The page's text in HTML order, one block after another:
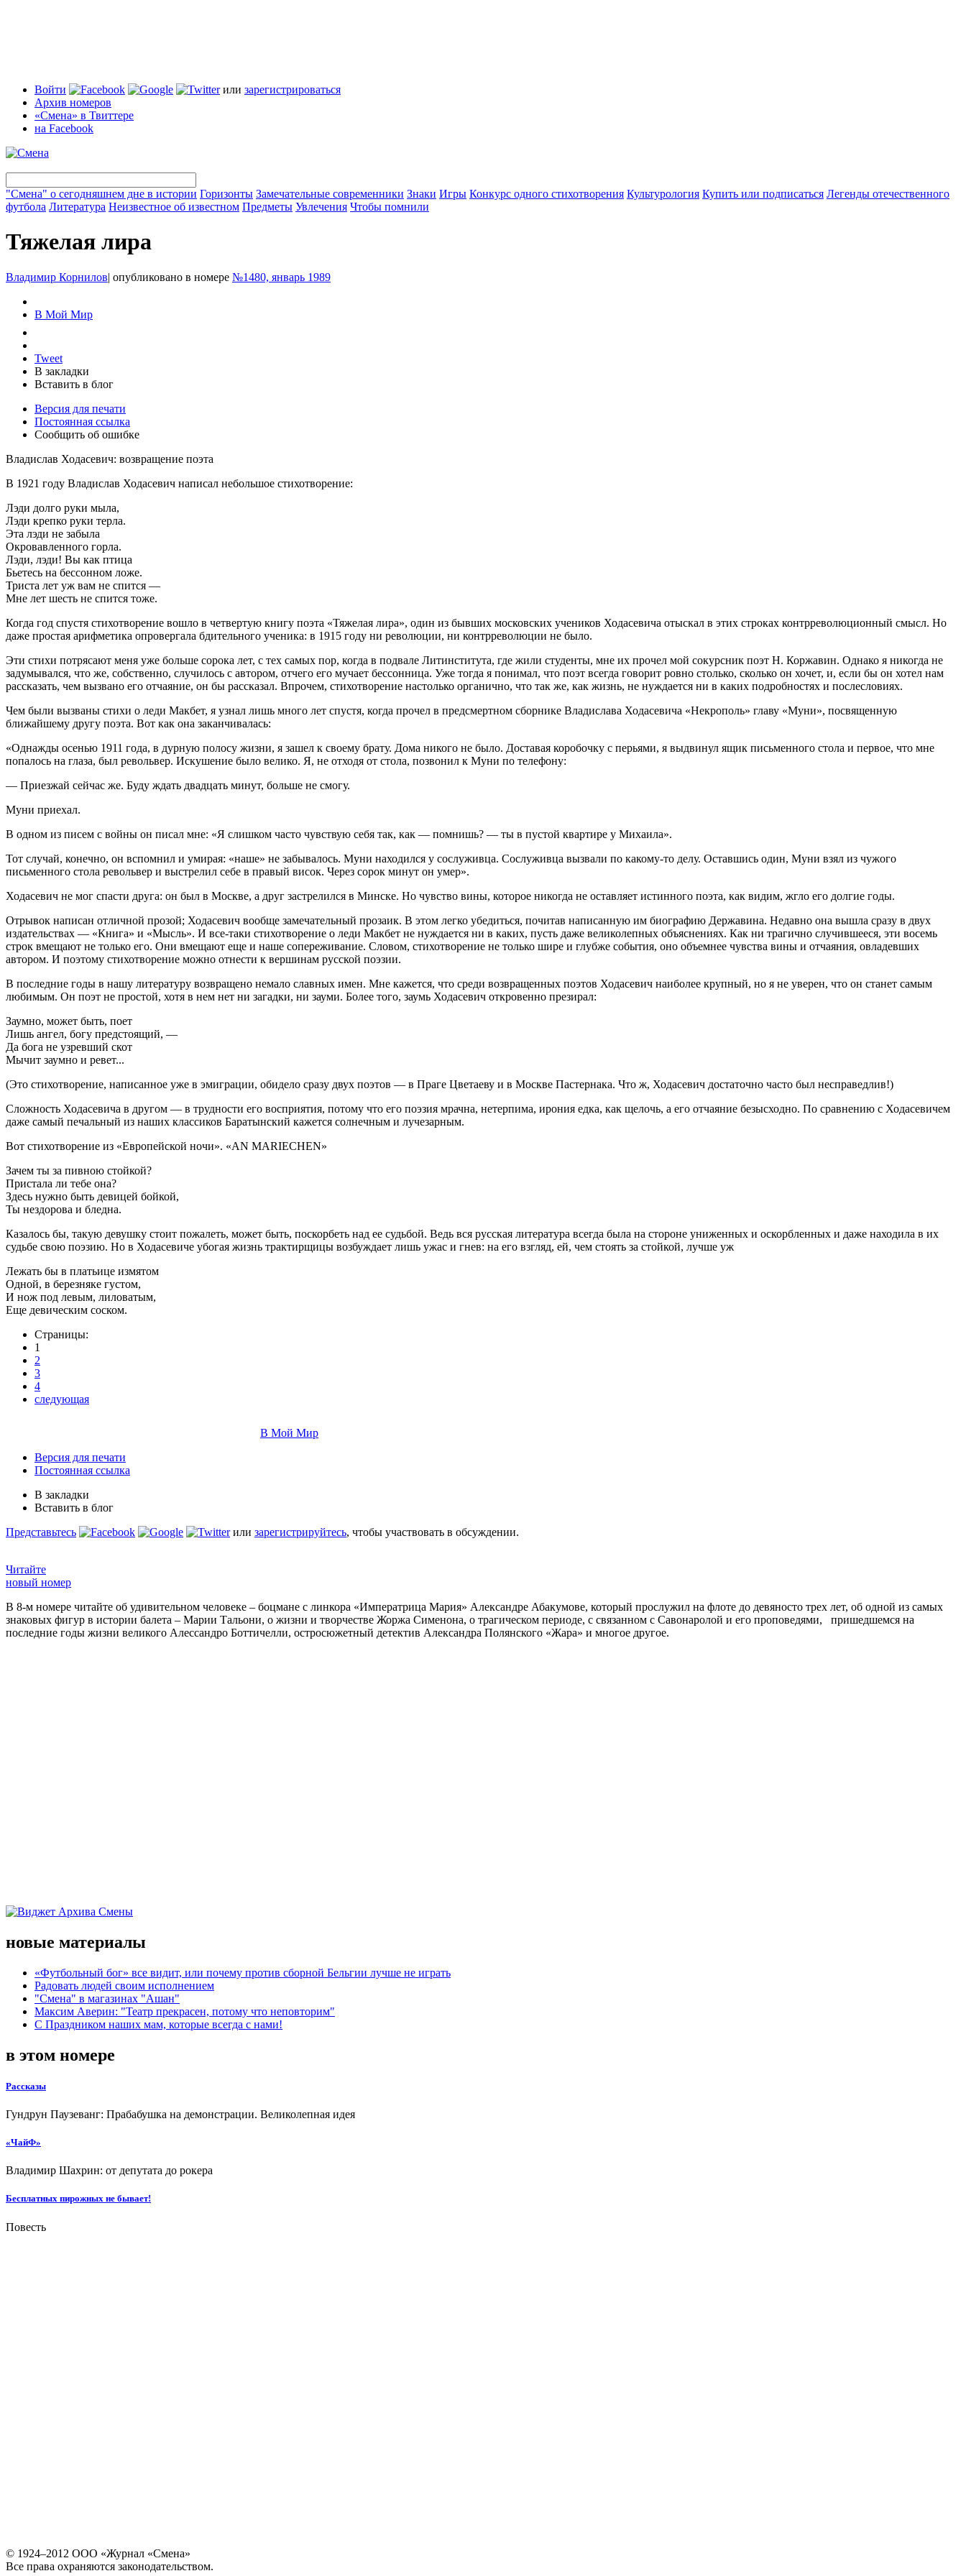
Войти или зарегистрироваться
Архив номеров
«Смена» в Твиттере
на Facebook
"Смена" о сегодняшнем дне в истории Горизонты Замечательные современники Знаки Игры Конкурс одного стихотворения Культурология Купить или подписаться Легенды отечественного
футбола Литература Неизвестное об известном Предметы Увлечения Чтобы помнили
Тяжелая лира
Владимир Корнилов| опубликовано в номере №1480, январь 1989
В Мой Мир
Tweet
В закладки
Вставить в блог
Версия для печати
Постоянная ссылка
Сообщить об ошибке
Владислав Ходасевич: возвращение поэта
В 1921 году Владислав Ходасевич написал небольшое стихотворение:
Лэди долго руки мыла,
Лэди крепко руки терла.
Эта лэди не забыла
Окровавленного горла.
Лэди, лэди! Вы как птица
Бьетесь на бессонном ложе.
Триста лет уж вам не спится —
Мне лет шесть не спится тоже.
Когда год спустя стихотворение вошло в четвертую книгу поэта «Тяжелая лира», один из бывших московских учеников Ходасевича отыскал в этих строках контрреволюционный смысл. Но
даже простая арифметика опровергала бдительного ученика: в 1915 году ни революции, ни контрреволюции не было.
Эти стихи потрясают меня уже больше сорока лет, с тех самых пор, когда в подвале Литинститута, где жили студенты, мне их прочел мой сокурсник поэт Н. Коржавин. Однако я никогда не
задумывался, что же, собственно, случилось с автором, отчего его мучает бессонница. Уже тогда я понимал, что поэт всегда говорит ровно столько, сколько он хочет, и, если бы он хотел нам
рассказать, чем вызвано его отчаяние, он бы рассказал. Впрочем, стихотворение настолько органично, что так же, как жизнь, не нуждается ни в каких подробностях и послесловиях.
Чем были вызваны стихи о леди Макбет, я узнал лишь много лет спустя, когда прочел в предсмертном сборнике Владислава Ходасевича «Некрополь» главу «Муни», посвященную
ближайшему другу поэта. Вот как она заканчивалась:
«Однажды осенью 1911 года, в дурную полосу жизни, я зашел к своему брату. Дома никого не было. Доставая коробочку с перьями, я выдвинул ящик письменного стола и первое, что мне
попалось на глаза, был револьвер. Искушение было велико. Я, не отходя от стола, позвонил к Муни по телефону:
— Приезжай сейчас же. Буду ждать двадцать минут, больше не смогу.
Муни приехал.
В одном из писем с войны он писал мне: «Я слишком часто чувствую себя так, как — помнишь? — ты в пустой квартире у Михаила».
Тот случай, конечно, он вспомнил и умирая: «наше» не забывалось. Муни находился у сослуживца. Сослуживца вызвали по какому-то делу. Оставшись один, Муни взял из чужого
письменного стола револьвер и выстрелил себе в правый висок. Через сорок минут он умер».
Ходасевич не мог спасти друга: он был в Москве, а друг застрелился в Минске. Но чувство вины, которое никогда не оставляет истинного поэта, как видим, жгло его долгие годы.
Отрывок написан отличной прозой; Ходасевич вообще замечательный прозаик. В этом легко убедиться, почитав написанную им биографию Державина. Недавно она вышла сразу в двух
издательствах — «Книга» и «Мысль». И все-таки стихотворение о леди Макбет не нуждается ни в каких, пусть даже великолепных объяснениях. Как ни трагично случившееся, эти восемь
строк вмещают не только его. Они вмещают еще и наше сопереживание. Словом, стихотворение не только шире и глубже события, оно объемнее чувства вины и отчаяния, овладевших
автором. И поэтому стихотворение можно отнести к вершинам русской поэзии.
В последние годы в нашу литературу возвращено немало славных имен. Мне кажется, что среди возвращенных поэтов Ходасевич наиболее крупный, но я не уверен, что он станет самым
любимым. Он поэт не простой, хотя в нем нет ни загадки, ни зауми. Более того, заумь Ходасевич откровенно презирал:
Заумно, может быть, поет
Лишь ангел, богу предстоящий, —
Да бога не узревший скот
Мычит заумно и ревет...
(Это стихотворение, написанное уже в эмиграции, обидело сразу двух поэтов — в Праге Цветаеву и в Москве Пастернака. Что ж, Ходасевич достаточно часто был несправедлив!)
Сложность Ходасевича в другом — в трудности его восприятия, потому что его поэзия мрачна, нетерпима, ирония едка, как щелочь, а его отчаяние безысходно. По сравнению с Ходасевичем
даже самый печальный из наших классиков Баратынский кажется солнечным и лучезарным.
Вот стихотворение из «Европейской ночи». «AN MARIECHEN»
Зачем ты за пивною стойкой?
Пристала ли тебе она?
Здесь нужно быть девицей бойкой,
Ты нездорова и бледна.
Казалось бы, такую девушку стоит пожалеть, может быть, поскорбеть над ее судьбой. Ведь вся русская литература всегда была на стороне униженных и оскорбленных и даже находила в их
судьбе свою поэзию. Но в Ходасевиче убогая жизнь трактирщицы возбуждает лишь ужас и гнев: на его взгляд, ей, чем стоять за стойкой, лучше уж
Лежать бы в платьице измятом
Одной, в березняке густом,
И нож под левым, лиловатым,
Еще девическим соском.
Страницы:
1
2
3
4
следующая
В Мой Мир
Версия для печати
Постоянная ссылка
В закладки
Вставить в блог
Представьтесь
или зарегистрируйтесь, чтобы участвовать в обсуждении.
Читайте
новый номер
В 8-м номере читайте об удивительном человеке – боцмане с линкора «Императрица Мария» Александре Абакумове, который прослужил на флоте до девяносто трех лет, об одной из самых
знаковых фигур в истории балета – Марии Тальони, о жизни и творчестве Жоржа Сименона, о трагическом периоде, с связанном с Савонаролой и его проповедями, пришедшемся на
последние годы жизни великого Алессандро Боттичелли, остросюжетный детектив Александра Полянского «Жара» и многое другое.
новые материалы
«Футбольный бог» все видит, или почему против сборной Бельгии лучше не играть
Радовать людей своим исполнением
"Смена" в магазинах "Ашан"
Максим Аверин: "Театр прекрасен, потому что неповторим"
С Праздником наших мам, которые всегда с нами!
в этом номере
Рассказы
Гундрун Паузеванг: Прабабушка на демонстрации. Великолепная идея
«ЧайФ»
Владимир Шахрин: от депутата до рокера
Бесплатных пирожных не бывает!
Повесть
© 1924–2012 ООО «Журнал «Смена»
Все права охраняются законодательством.